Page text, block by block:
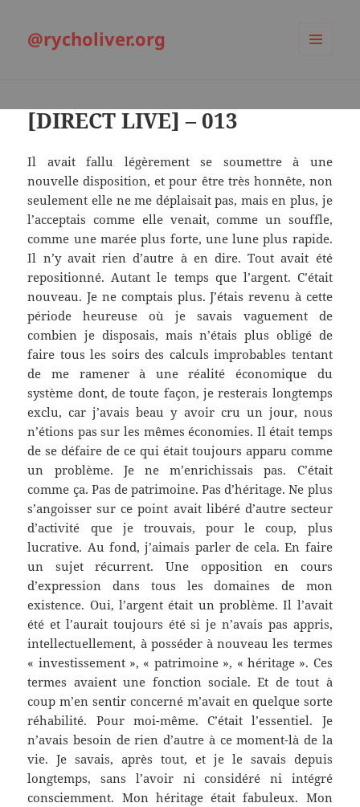
@rycholiver.org
[DIRECT LIVE] – 013
Il avait fallu légèrement se soumettre à une
nouvelle disposition, et pour être très honnête, non
seulement elle ne me déplaisait pas, mais en plus, je
l’acceptais comme elle venait, comme un souffle,
comme une marée plus forte, une lune plus rapide.
Il n’y avait rien d’autre à en dire. Tout avait été
repositionné. Autant le temps que l’argent. C’était
nouveau. Je ne comptais plus. J’étais revenu à cette
période heureuse où je savais vaguement de
combien je disposais, mais n’étais plus obligé de
faire tous les soirs des calculs improbables tentant
de me ramener à une réalité économique du
système dont, de toute façon, je resterais longtemps
exclu, car j’avais beau y avoir cru un jour, nous
n’étions pas sur les mêmes économies. Il était temps
de se défaire de ce qui était toujours apparu comme
un problème. Je ne m’enrichissais pas. C’était
comme ça. Pas de patrimoine. Pas d’héritage. Ne plus
s’angoisser sur ce point avait libéré d’autre secteur
d’activité que je trouvais, pour le coup, plus
lucrative. Au fond, j’aimais parler de cela. En faire
un sujet récurrent. Une opposition en cours
d’expression dans tous les domaines de mon
existence. Oui, l’argent était un problème. Il l’avait
été et l’aurait toujours été si je n’avais pas appris,
intellectuellement, à posséder à nouveau les termes
« investissement », « patrimoine », « héritage ». Ces
termes avaient une fonction sociale. Et de tout à
coup m’en sentir concerné m’avait en quelque sorte
réhabilité. Pour moi-même. C’était l’essentiel. Je
n’avais besoin de rien d’autre à ce moment-là de la
vie. Je savais, après tout, et je le savais depuis
longtemps, sans l’avoir ni considéré ni intégré
consciemment. Mon héritage était fabuleux. Mon